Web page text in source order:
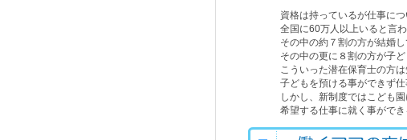
資格は持っているが仕事に
全国に60万人以上いると言わ
その中の約７割の方が結婚
その中の更に８割の方が子
こういった潜在保育士の方
子どもを預ける事ができず
しかし、新制度ではこども
希望する仕事に就く事ができ